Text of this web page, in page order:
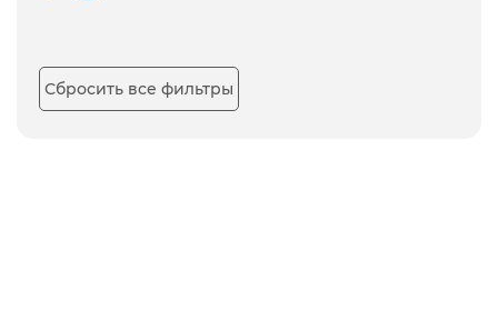
Сбросить все фильтры